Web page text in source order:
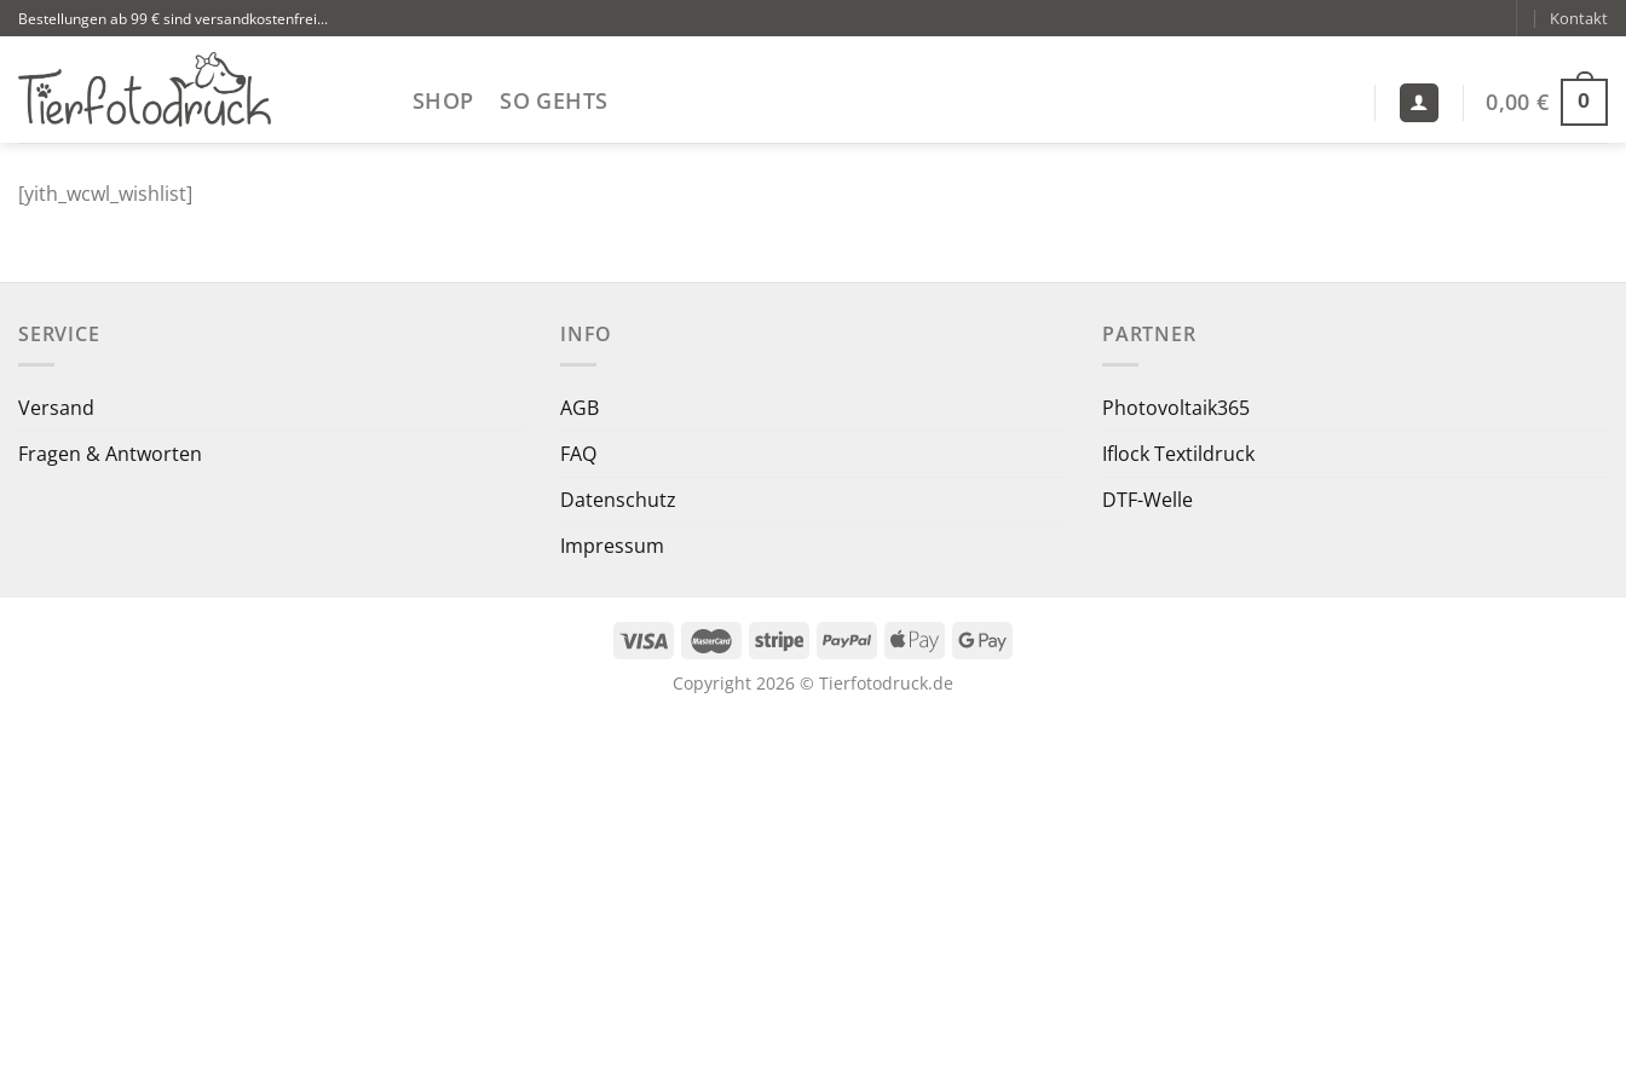
Zum
Inhalt
springen
Bestellungen ab 99 € sind versandkostenfrei... Kontakt
SHOP SO GEHTS 0,00 € 0
[yith_wcwl_wishlist]
SERVICE
Versand
Fragen & Antworten
INFO
AGB
FAQ
Datenschutz
Impressum
PARTNER
Photovoltaik365
Iflock Textildruck
DTF-Welle
Copyright 2026 © Tierfotodruck.de